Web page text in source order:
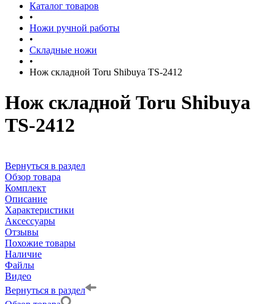
Каталог товаров
•
Ножи ручной работы
•
Складные ножи
•
Нож складной Toru Shibuya TS-2412
Нож складной Toru Shibuya
TS-2412
Вернуться в раздел
Обзор товара
Комплект
Описание
Характеристики
Аксессуары
Отзывы
Похожие товары
Наличие
Файлы
Видео
Вернуться в раздел